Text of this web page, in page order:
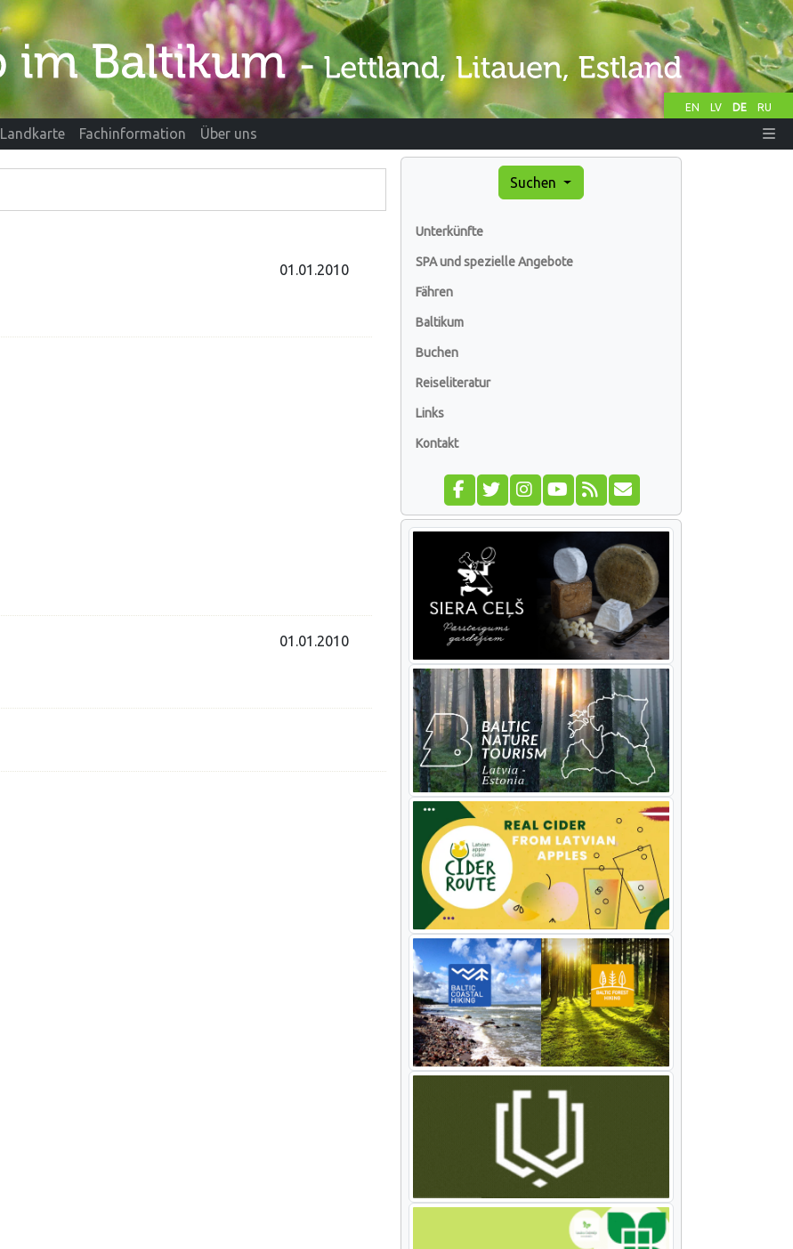
EN LV DE RU
Landkarte Fachinformation Über uns
01.01.2010
01.01.2010
Suchen
Unterkünfte
SPA und spezielle Angebote
Fähren
Baltikum
Buchen
Reiseliteratur
Links
Kontakt